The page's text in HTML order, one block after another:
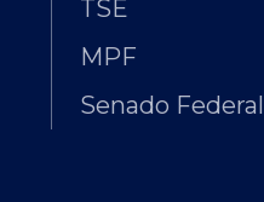
TSE
MPF
Senado Federal